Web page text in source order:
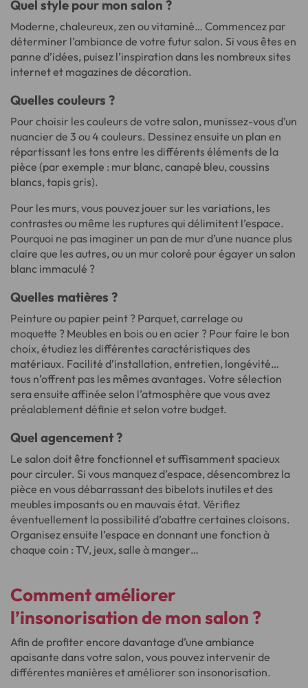
Quel style pour mon salon ?
Moderne, chaleureux, zen ou vitaminé… Commencez par
déterminer l’ambiance de votre futur salon. Si vous êtes en
panne d’idées, puisez l’inspiration dans les nombreux sites
internet et magazines de décoration.
Quelles couleurs ?
Pour choisir les couleurs de votre salon, munissez-vous d’un
nuancier de 3 ou 4 couleurs. Dessinez ensuite un plan en
répartissant les tons entre les différents éléments de la
pièce (par exemple : mur blanc, canapé bleu, coussins
blancs, tapis gris).
Pour les murs, vous pouvez jouer sur les variations, les
contrastes ou même les ruptures qui délimitent l’espace.
Pourquoi ne pas imaginer un pan de mur d’une nuance plus
claire que les autres, ou un mur coloré pour égayer un salon
blanc immaculé ?
Quelles matières ?
Peinture ou papier peint ? Parquet, carrelage ou
moquette ? Meubles en bois ou en acier ? Pour faire le bon
choix, étudiez les différentes caractéristiques des
matériaux. Facilité d’installation, entretien, longévité…
tous n’offrent pas les mêmes avantages. Votre sélection
sera ensuite affinée selon l’atmosphère que vous avez
préalablement définie et selon votre budget.
Quel agencement ?
Le salon doit être fonctionnel et suffisamment spacieux
pour circuler. Si vous manquez d’espace, désencombrez la
pièce en vous débarrassant des bibelots inutiles et des
meubles imposants ou en mauvais état. Vérifiez
éventuellement la possibilité d’abattre certaines cloisons.
Organisez ensuite l’espace en donnant une fonction à
chaque coin : TV, jeux, salle à manger…
Comment améliorer
l’insonorisation de mon salon ?
Afin de profiter encore davantage d’une ambiance
apaisante dans votre salon, vous pouvez intervenir de
différentes manières et améliorer son insonorisation.